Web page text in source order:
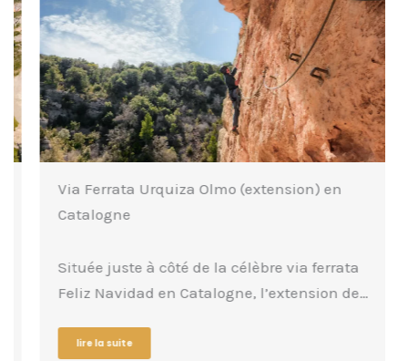
Via Ferrata Urquiza Olmo (extension) en
Catalogne
Située juste à côté de la célèbre via ferrata
Feliz Navidad en Catalogne, l’extension de…
lire la suite